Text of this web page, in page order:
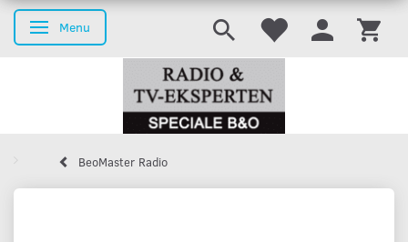
Skifte navigation
Menu
BeoMaster Radio